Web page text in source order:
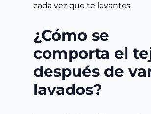
cada vez que te levantes.
¿Cómo se
comporta el
después de
lavados?